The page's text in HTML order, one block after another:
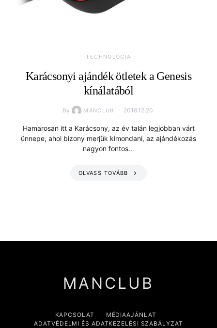
TECHNOLÓGIA
Karácsonyi ajándék ötletek a Genesis
kínálatából
By MANCLUB 2018.12.20.
Hamarosan itt a Karácsony, az év talán legjobban várt
ünnepe, ahol bizony merjük kimondani, az ajándékozás
nagyon fontos…
OLVASS TOVÁBB
MANCLUB
KAPCSOLAT
MÉDIAAJÁNLAT
ADATVÉDELMI ÉS ADATKEZELÉSI SZABÁLYZAT